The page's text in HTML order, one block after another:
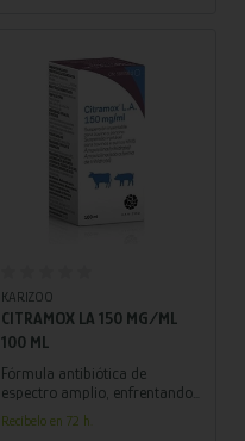
KARIZOO
CITRAMOX LA 150 MG/ML
100 ML
Fórmula antibiótica de
espectro amplio, enfrentando
tanto bacterias Gram
positivas como Gram
Recíbelo en 72 h.